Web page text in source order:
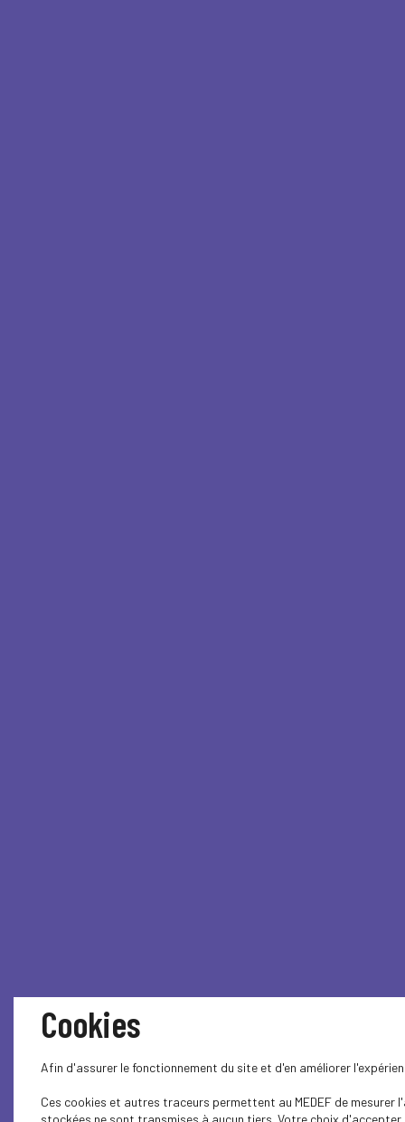
Cookies
Afin d'assurer le fonctionnement du site et d'en améliorer
Ces cookies et autres traceurs permettent au MEDEF de
stockées ne sont transmises à aucun tiers. Votre choix